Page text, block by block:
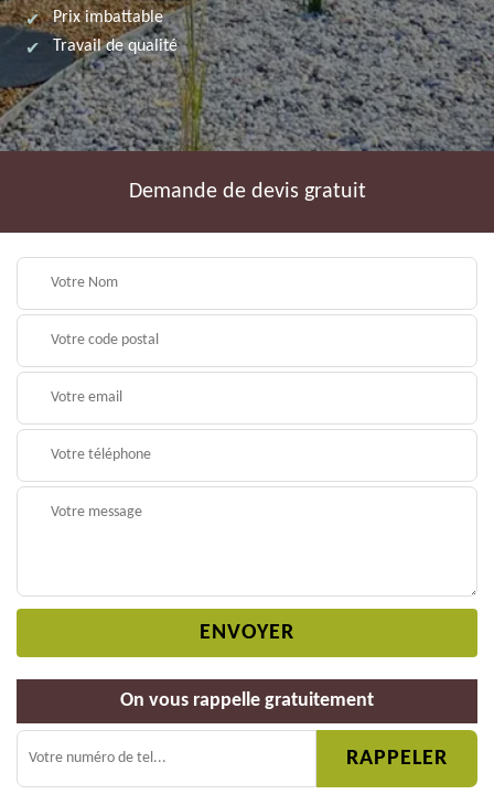
Prix imbattable
Travail de qualité
Demande de devis gratuit
On vous rappelle gratuitement